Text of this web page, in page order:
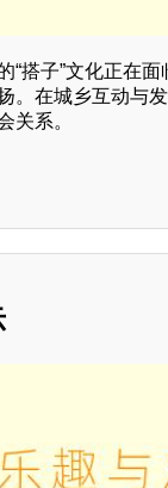
“搭子”文化正在
。在城乡互动与
关系。